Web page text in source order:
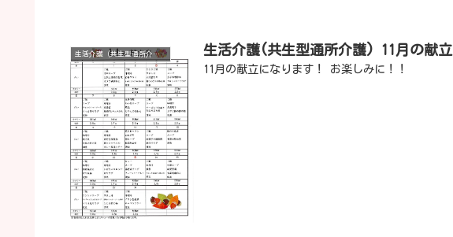
生活介護（共生型通所介護） 生活介護(共生型通所介護) 11月の献立
11月の献立になります！ お楽しみに！！